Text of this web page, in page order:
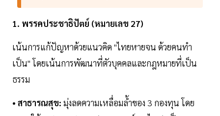
1. พรรคประชาธิปัตย์ (หมายเลข 27)
เน้นการแก้ปัญหาด้วยแนวคิด "ไทยหายจน ด้วยคนทำ
เป็น" โดยเน้นการพัฒนาที่ตัวบุคคลและกฎหมายที่เป็น
ธรรม
• สาธารณสุข: มุ่งลดความเหลื่อมล้ำของ 3 กองทุน โดย